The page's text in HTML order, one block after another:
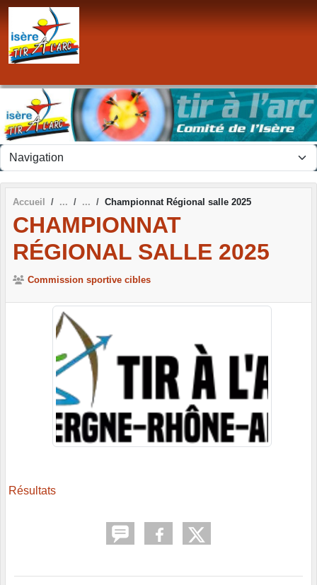
Accueil Championnat Régional salle 2025
CHAMPIONNAT
RÉGIONAL SALLE 2025
Commission sportive cibles
Résultats
Panneau de gestion des cookies